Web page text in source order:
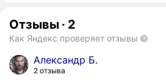
Отзывы · 2
Как Яндекс проверяет отзывы
Александр Б.
2 отзыва